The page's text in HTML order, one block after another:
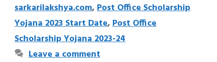
sarkarilakshya.com,Post Office Scholarship
Yojana 2023 Start Date,Post Office
Scholarship Yojana 2023-24
Leave a comment